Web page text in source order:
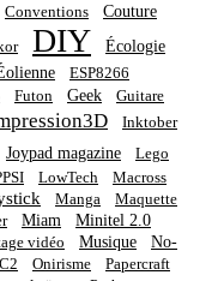
Conventions Couture
DIY Écologie
ESP8266
Futon Geek
Guitare
Inktober
Joypad magazine Lego
LowTech Macross
Manga Maquette
Miam Minitel 2.0
vidéo Musique
No-
Onirisme
Papercraft